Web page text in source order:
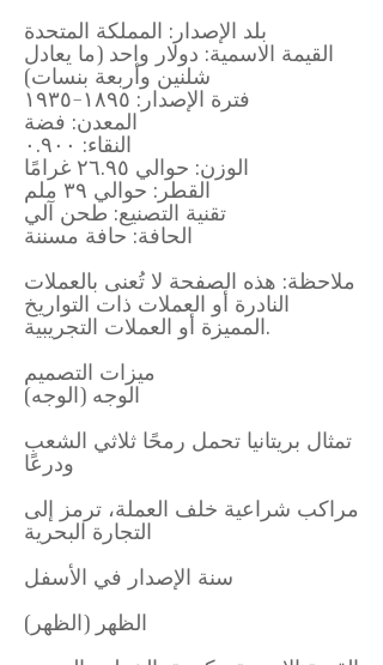
بلد الإصدار: المملكة المتحدة
القيمة الاسمية: دولار واحد (ما يعادل
شلنين وأربعة بنسات)
فترة الإصدار: ١٨٩٥-١٩٣٥
المعدن: فضة
النقاء: ٠.٩٠٠
الوزن: حوالي ٢٦.٩٥ غرامًا
القطر: حوالي ٣٩ ملم
تقنية التصنيع: طحن آلي
الحافة: حافة مسننة
ملاحظة: هذه الصفحة لا تُعنى بالعملات
النادرة أو العملات ذات التواريخ
المميزة أو العملات التجريبية.
ميزات التصميم
الوجه (الوجه)
تمثال بريتانيا تحمل رمحًا ثلاثي الشعب
ودرعًا
مراكب شراعية خلف العملة، ترمز إلى
التجارة البحرية
سنة الإصدار في الأسفل
الظهر (الظهر)